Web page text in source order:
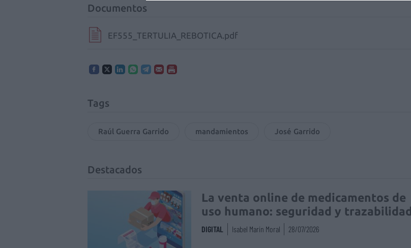
Documentos
EF555_TERTULIA_REBOTICA.pdf
Tags
Raúl Guerra Garrido mandamientos José Garrido
Destacados
La venta online de medicamentos de
uso humano: seguridad y trazabilidad
DIGITAL Isabel Marín Moral 28/07/2026